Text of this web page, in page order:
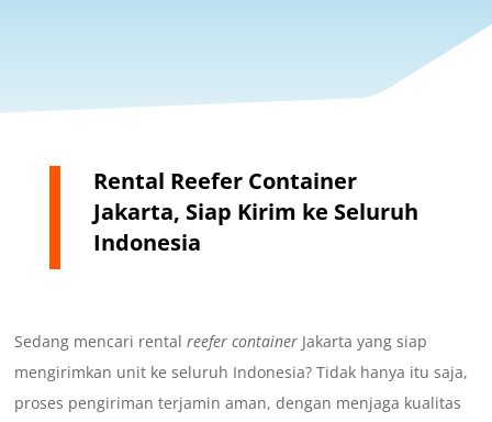
Rental Reefer Container
Jakarta, Siap Kirim ke Seluruh
Indonesia
Sedang mencari rentalreefer container Jakarta yang siap
mengirimkan unit ke seluruh Indonesia? Tidak hanya itu saja,
proses pengiriman terjamin aman, dengan menjaga kualitas